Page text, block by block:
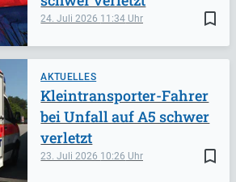
bookmark_border
24. Juli 2026 11:34
AKTUELLES
bookmark_border
23. Juli 2026 10:26
Kleintransporter-Fahrer
bei Unfall auf A5 schwer
verletzt